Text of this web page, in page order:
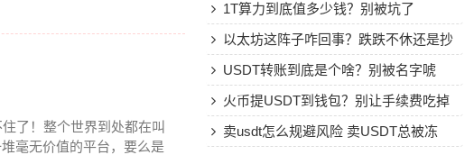
了！整个世界到处都在叫
毫无价值的平台，要么是
会1T算力到底值多少钱？别被坑了
以太坊这阵子咋回事？跌跌不休还是抄
底机会？
USDT转账到底是个啥？别被名字唬
住，一文说透
火币提USDT到钱包？别让手续费吃掉
你的钱
卖usdt怎么规避风险 卖USDT总被冻